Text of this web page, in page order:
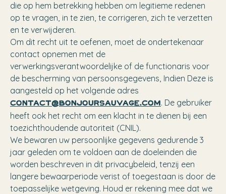
die op hem betrekking hebben om legitieme redenen
op te vragen, in te zien, te corrigeren, zich te verzetten
en te verwijderen.
Om dit recht uit te oefenen, moet de ondertekenaar
contact opnemen met de
verwerkingsverantwoordelijke of de functionaris voor
de bescherming van persoonsgegevens, Indien Deze is
aangesteld op het volgende adres
contact@bonjoursauvage.com. De gebruiker
heeft ook het recht om een klacht in te dienen bij een
toezichthoudende autoriteit (CNIL).
We bewaren uw persoonlijke gegevens gedurende 3
jaar geleden om te voldoen aan de doeleinden die
worden beschreven in dit privacybeleid, tenzij een
langere bewaarperiode verist of toegestaan is door de
toepasselijke wetgeving. Houd er rekening mee dat we